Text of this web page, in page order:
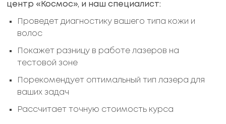
центр «Космос», и наш специалист:
Проведет диагностику вашего типа кожи и
волос
Покажет разницу в работе лазеров на
тестовой зоне
Порекомендует оптимальный тип лазера для
ваших задач
Рассчитает точную стоимость курса